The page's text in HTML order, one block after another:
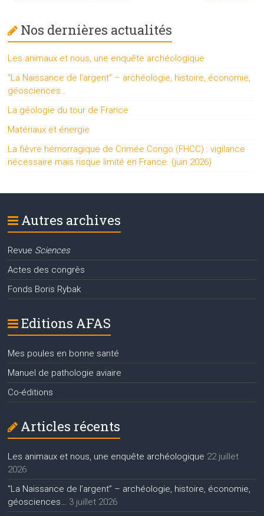
Nos dernières actualités
Les animaux et nous, une enquête archéologique
“La Naissance de l’argent” – archéologie, histoire, économie,
géosciences…
La géologie du tour de France
Matériaux et énergie
La fièvre hémorragique de Crimée Congo (FHCC) : vigilance
nécessaire mais risque limité en France. (juin 2026)
Autres archives
Revue Sciences
Actes des congrès
Fonds Boris Rybak
Editions AFAS
Mes poules en bonne santé
Manuel de pathologie aviaire
Co-éditions
Articles récents
Les animaux et nous, une enquête archéologique 22 juillet
2026
“La Naissance de l’argent” – archéologie, histoire, économie,
géosciences…
3 juillet 2026